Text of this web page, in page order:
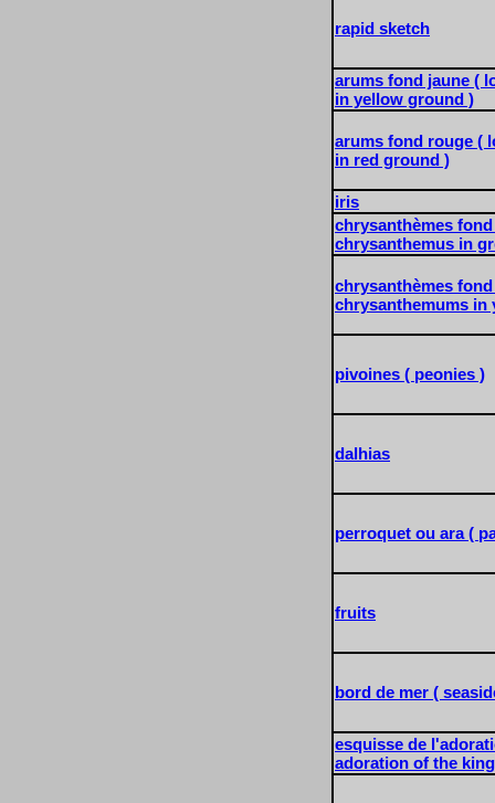
rapid sketch
arums fond jaune (
in yellow ground )
arums fond rouge (
in red ground )
iris
chrysanthèmes
chrysanthemus in
chrysanthèmes
chrysanthemums in
pivoines ( peonies )
dalhias
perroquet ou ara (
fruits
bord de mer (
esquisse de
adoration of the